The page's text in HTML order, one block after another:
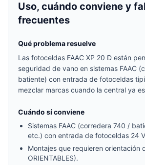
Uso, cuándo conviene y
frecuentes
Qué problema resuelve
Las fotoceldas FAAC XP 20 D están
seguridad de vano en sistemas FAAC
batiente) con entrada de fotoceldas
mezclar marcas cuando la central ya es
Cuándo sí conviene
Sistemas FAAC (corredera 740 /
etc.) con entrada de fotoceldas 24
Montajes que requieren orientación
ORIENTABLES).